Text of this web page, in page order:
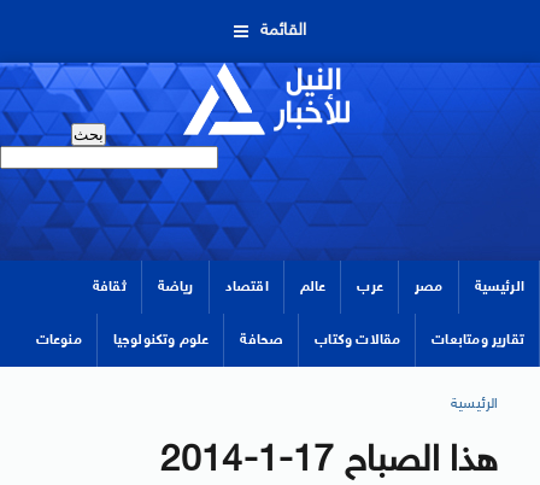
القائمة
الرئيسية مصر عرب عالم اقتصاد رياضة ثقافة
تقارير ومتابعات مقالات وكتاب صحافة علوم وتكنولوجيا منوعات
الرئيسية
هذا الصباح 17-1-2014